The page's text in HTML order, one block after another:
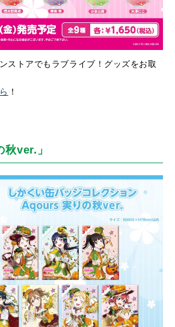
ストアでもラブライブ！グッズをお取
！
ver.」